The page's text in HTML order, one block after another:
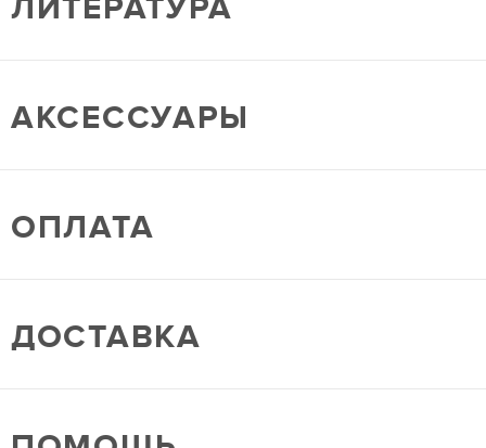
ЛИТЕРАТУРА
АКСЕССУАРЫ
ОПЛАТА
ДОСТАВКА